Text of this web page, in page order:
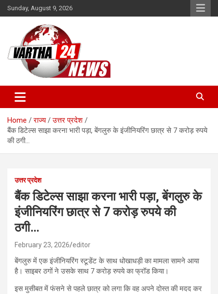
Skip
to
Sunday, August 9, 2026
Vartha 24
Home राज्य
उत्तर प्रदेश
बैंक डिटेल्स साझा करना भारी पड़ा, बेंगलुरु के इंजीनियरिंग छात्र से 7 करोड़ रुपये
की ठगी…
उत्तर प्रदेश
बैंक डिटेल्स साझा करना भारी पड़ा, बेंगलुरु के
इंजीनियरिंग छात्र से 7 करोड़ रुपये की
ठगी…
February 23, 2026 editor
बेंगलुरु में एक इंजीनियरिंग स्टूडेंट के साथ धोखाधड़ी का मामला सामने आया
है। साइबर ठगों ने उसके साथ 7 करोड़ रुपये का फ्रॉड किया।
इस मुसीबत में फंसने से पहले छात्र को लगा कि वह अपने दोस्त की मदद कर